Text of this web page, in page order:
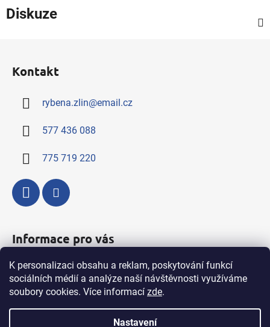
K personalizaci obsahu a reklam, poskytování funkcí
sociálních médií a analýze naší návštěvnosti využíváme
soubory cookies. Více informací zde.
Nastavení
Diskuze
Kontakt
rybena.zlin@email.cz
577 436 088
775 719 220
Informace pro vás
Kompletní nabídka výrobků a služeb
Obchodní podmínky